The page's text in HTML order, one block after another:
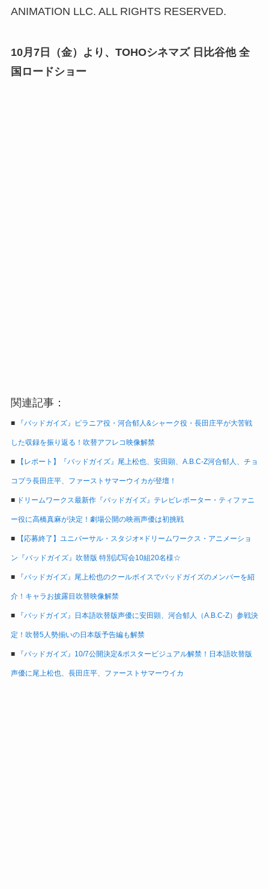
ANIMATION LLC. ALL RIGHTS RESERVED.
10月7日（金）より、TOHOシネマズ 日比谷他 全
国ロードショー
関連記事：
■ 『バッドガイズ』ピラニア役・河合郁人&シャーク役・長田庄平が大苦戦
した収録を振り返る！吹替アフレコ映像解禁
■ 【レポート】『バッドガイズ』尾上松也、安田顕、A.B.C-Z河合郁人、チョ
コプラ長田庄平、ファーストサマーウイカが登壇！
■ ドリームワークス最新作『バッドガイズ』テレビレポーター・ティファニ
ー役に高橋真麻が決定！劇場公開の映画声優は初挑戦
■ 【応募終了】ユニバーサル・スタジオ×ドリームワークス・アニメーショ
ン『バッドガイズ』吹替版 特別試写会10組20名様☆
■ 『バッドガイズ』尾上松也のクールボイスでバッドガイズのメンバーを紹
介！キャラお披露目吹替映像解禁
■ 『バッドガイズ』日本語吹替版声優に安田顕、河合郁人（A.B.C-Z）参戦決
定！吹替5人勢揃いの日本版予告編も解禁
■ 『バッドガイズ』10/7公開決定&ポスタービジュアル解禁！日本語吹替版
声優に尾上松也、長田庄平、ファーストサマーウイカ